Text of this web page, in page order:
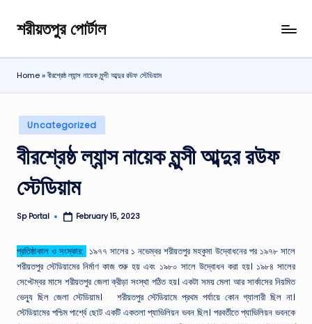
Skip
content
শরীয়তপুর পোর্টাল
শরীয়তপুর
জেলা
বিষয়ক
পোর্টাল
Home»বীরশ্রেষ্ঠ ল্যান্স নায়েক মুন্সী আব্দুর রউফ স্টেডিয়াম
Posted
in
Uncategorized
বীরশ্রেষ্ঠ ল্যান্স নায়েক মুন্সী আব্দুর রউফ
স্টেডিয়াম
Posted
Sp Portal February 15, 2023
প্রতিষ্ঠাকাল ও সংস্কার: ১৯৭৭ সালের ১ নভেম্বর শরীয়তপুর মহকুমা উদ্বোধনের পর ১৯৭৮ সালে
শরীয়তপুর স্টেডিয়ামের নির্মাণ কাজ শুরু হয় এবং ১৯৮০ সালে উদ্বোধন করা হয়। ১৯৮৪ সালের
সেপ্টেম্বর মাসে শরীয়তপুর জেলা ক্রীড়া সংস্থা গঠিত হয়। একটা সময় মেলা আর সার্কাসের নিয়মিত
ভেন্যু ছিল জেলা স্টেডিয়াম। শরীয়তপুর স্টেডিয়ামে প্রথম পর্যায়ে কোন গ্যালারী ছিল না।
স্টেডিয়ামের পশ্চিম পার্শ্বে ছোট একটি একতলা প্যাভিলিয়ন ভবন ছিল। পরবর্তীতে প্যাভিলিয়ন ভবনকে